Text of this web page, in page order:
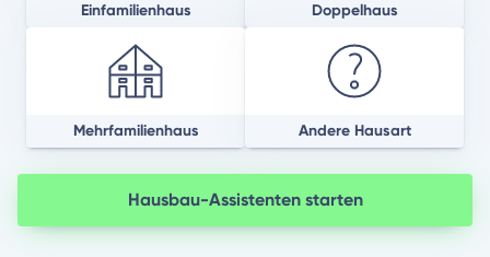
Einfamilienhaus Doppelhaus
Mehrfamilienhaus Andere Hausart
Hausbau-Assistenten starten